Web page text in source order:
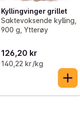
Kyllingvinger grillet
Saktevoksende kylling,
900 g, Ytterøy
126,20 kr
140,22 kr /kg